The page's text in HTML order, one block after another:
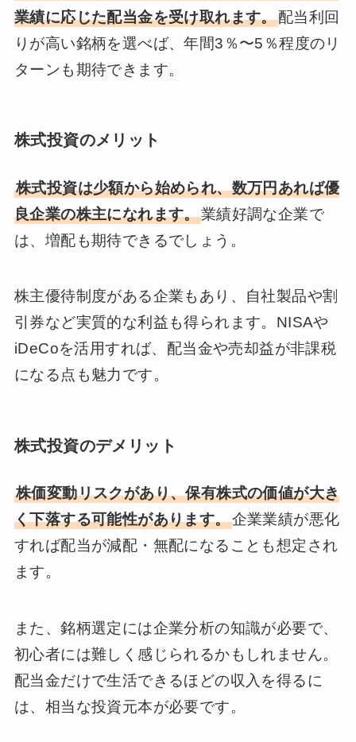
業績に応じた配当金を受け取れます。配当利回
りが高い銘柄を選べば、年間3％〜5％程度のリ
ターンも期待できます。
株式投資のメリット
株式投資は少額から始められ、数万円あれば優
良企業の株主になれます。業績好調な企業で
は、増配も期待できるでしょう。
株主優待制度がある企業もあり、自社製品や割
引券など実質的な利益も得られます。NISAや
iDeCoを活用すれば、配当金や売却益が非課税
になる点も魅力です。
株式投資のデメリット
株価変動リスクがあり、保有株式の価値が大き
く下落する可能性があります。企業業績が悪化
すれば配当が減配・無配になることも想定され
ます。
また、銘柄選定には企業分析の知識が必要で、
初心者には難しく感じられるかもしれません。
配当金だけで生活できるほどの収入を得るに
は、相当な投資元本が必要です。